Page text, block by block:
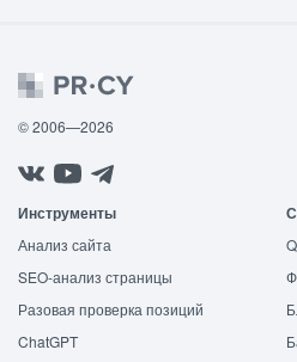
© 2006—2026
Инструменты
Анализ сайта
SEO-анализ страницы
Разовая проверка позиций
ChatGPT